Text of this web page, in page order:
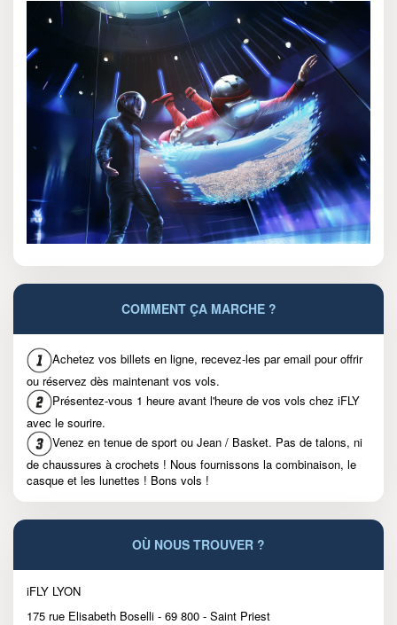
COMMENT ÇA MARCHE ?
Achetez vos billets en ligne, recevez-les par email pour offrir
ou réservez dès maintenant vos vols.
Présentez-vous 1 heure avant l'heure de vos vols chez iFLY
avec le sourire.
Venez en tenue de sport ou Jean / Basket. Pas de talons, ni
de chaussures à crochets ! Nous fournissons la combinaison, le
casque et les lunettes ! Bons vols !
OÙ NOUS TROUVER ?
iFLY LYON
175 rue Elisabeth Boselli - 69 800 - Saint Priest